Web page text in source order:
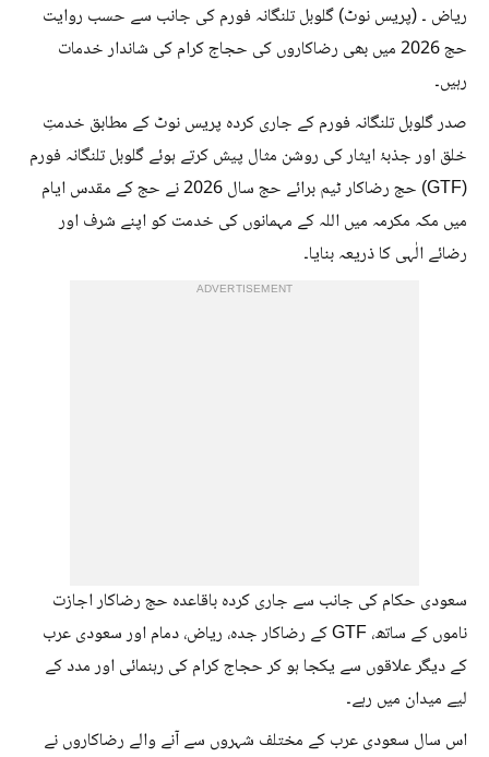
ریاض ۔ (پریس نوٹ) گلوبل تلنگانہ فورم کی جانب سے حسب روایت
حج 2026 میں بھی رضاکاروں کی حجاج کرام کی شاندار خدمات
رہیں۔
صدر گلوبل تلنگانہ فورم کے جاری کردہ پریس نوٹ کے مطابق خدمتِ
خلق اور جذبۂ ایثار کی روشن مثال پیش کرتے ہوئے گلوبل تلنگانہ فورم
(GTF) حج رضاکار ٹیم برائے حج سال 2026 نے حج کے مقدس ایام
میں مکہ مکرمہ میں اللہ کے مہمانوں کی خدمت کو اپنے شرف اور
رضائے الٰہی کا ذریعہ بنایا۔
ADVERTISEMENT
سعودی حکام کی جانب سے جاری کردہ باقاعدہ حج رضاکار اجازت
ناموں کے ساتھ، GTF کے رضاکار جدہ، ریاض، دمام اور سعودی عرب
کے دیگر علاقوں سے یکجا ہو کر حجاج کرام کی رہنمائی اور مدد کے
لیے میدان میں رہے۔
اس سال سعودی عرب کے مختلف شہروں سے آنے والے رضاکاروں نے